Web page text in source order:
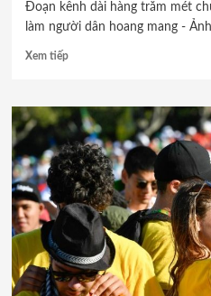
Đoạn kênh dài hàng trăm mét
làm người dân hoang mang -
Xem tiếp